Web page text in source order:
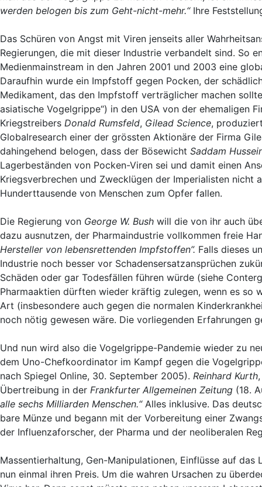
werden belogen bis zum Geht-nicht-mehr.“ Ihre
Das Schüren von Angst mit Viren jenseits aller
Regierungen, die mit dieser Industrie verbandelt sind. So
Medienmainstream in den Jahren 2001 und 2003 eine
Daraufhin wurde ein Impfstoff gegen Pocken, der
Medikament, das den Impfstoff verträglicher machen
asiatische Vogelgrippe“) in den USA von der ehemaligen
Kriegstreibers Donald Rumsfeld, Gilead Science,
Globalresearch einer der grössten Aktionäre der Firma
dahingehend belogen, dass der Bösewicht Saddam
Lagerbeständen von Pocken-Viren sei und damit einen
Kriegsverbrechen und Zwecklügen der Imperialisten
Hunderttausende von Menschen zum Opfer fallen.
Die Regierung von George W. Bush will die von ihr auch
dazu ausnutzen, der Pharmaindustrie vollkommen freie
Hersteller von lebensrettenden Impfstoffen”. Falls dieses
Industrie noch besser vor Schadensersatzansprüchen
Schäden oder gar Todesfällen führen würde (siehe
Pharmaaktien dürften wieder kräftig zulegen, wenn es so
Art (insbesondere auch gegen die normalen
noch nötig gewesen wäre. Die vorliegenden Erfahrungen
Und nun wird also die Vogelgrippe-Pandemie wieder zu
dem Uno-Chefkoordinator im Kampf gegen die
nach Spiegel Online, 30. September 2005). Reinhard Kurth
Übertreibung in der Frankfurter Allgemeinen Zeitung (18.
alle sechs Milliarden Menschen.“Alles inklusive. Das
bare Münze und begann mit der Vorbereitung einer
der Influenzaforscher, der Pharma und der neoliberalen
Massentierhaltung, Gen-Manipulationen, Einflüsse auf
nun einmal ihren Preis. Um die wahren Ursachen zu